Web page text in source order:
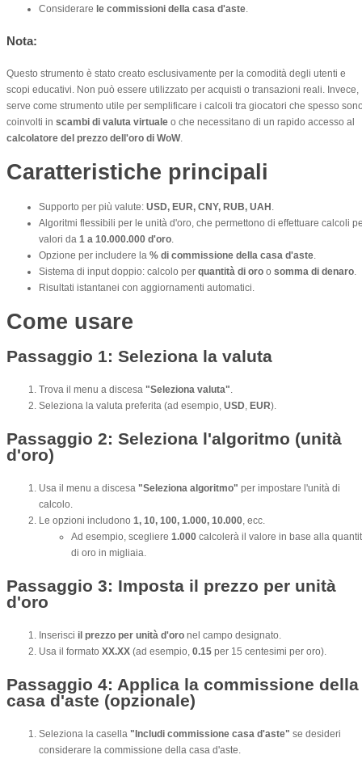
Considerare le commissioni della casa d'aste.
Nota:
Questo strumento è stato creato esclusivamente per la comodità degli utenti e
scopi educativi. Non può essere utilizzato per acquisti o transazioni reali. Invece,
serve come strumento utile per semplificare i calcoli tra giocatori che spesso
coinvolti in scambi di valuta virtuale o che necessitano di un rapido accesso al
calcolatore del prezzo dell'oro di WoW.
Caratteristiche principali
Supporto per più valute: USD, EUR, CNY, RUB, UAH.
Algoritmi flessibili per le unità d'oro, che permettono di effettuare calcoli
valori da 1 a 10.000.000 d'oro.
Opzione per includere la % di commissione della casa d'aste.
Sistema di input doppio: calcolo per quantità di oro o somma di denaro.
Risultati istantanei con aggiornamenti automatici.
Come usare
Passaggio 1: Seleziona la valuta
Trova il menu a discesa "Seleziona valuta"
Seleziona la valuta preferita (ad esempio, USD EUR).
Passaggio 2: Seleziona l'algoritmo (unità
d'oro)
Usa il menu a discesa "Seleziona algoritmo" per impostare l'unità di
calcolo.
Le opzioni includono 1, 10, 100, 1.000, 10.000 , ecc.
Ad esempio, scegliere 1.000 calcolerà il valore in base alla
di oro in migliaia.
Passaggio 3: Imposta il prezzo per unità
d'oro
Inserisci il prezzo per unità d'oro nel campo designato.
Usa il formato XX.XX (ad esempio, 0.15 per 15 centesimi per oro).
Passaggio 4: Applica la commissione della
casa d'aste (opzionale)
Seleziona la casella "Includi commissione casa d'aste" se desideri
considerare la commissione della casa d'aste.